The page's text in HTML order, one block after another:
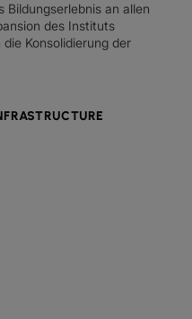
Bildungserlebnis an allen
des Instituts
Konsolidierung der